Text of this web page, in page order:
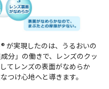
が実現したのは、うるおいの
分」の働きで、レンズのクッ
てレンズの表面がなめらか
つけ心地へと導きます。